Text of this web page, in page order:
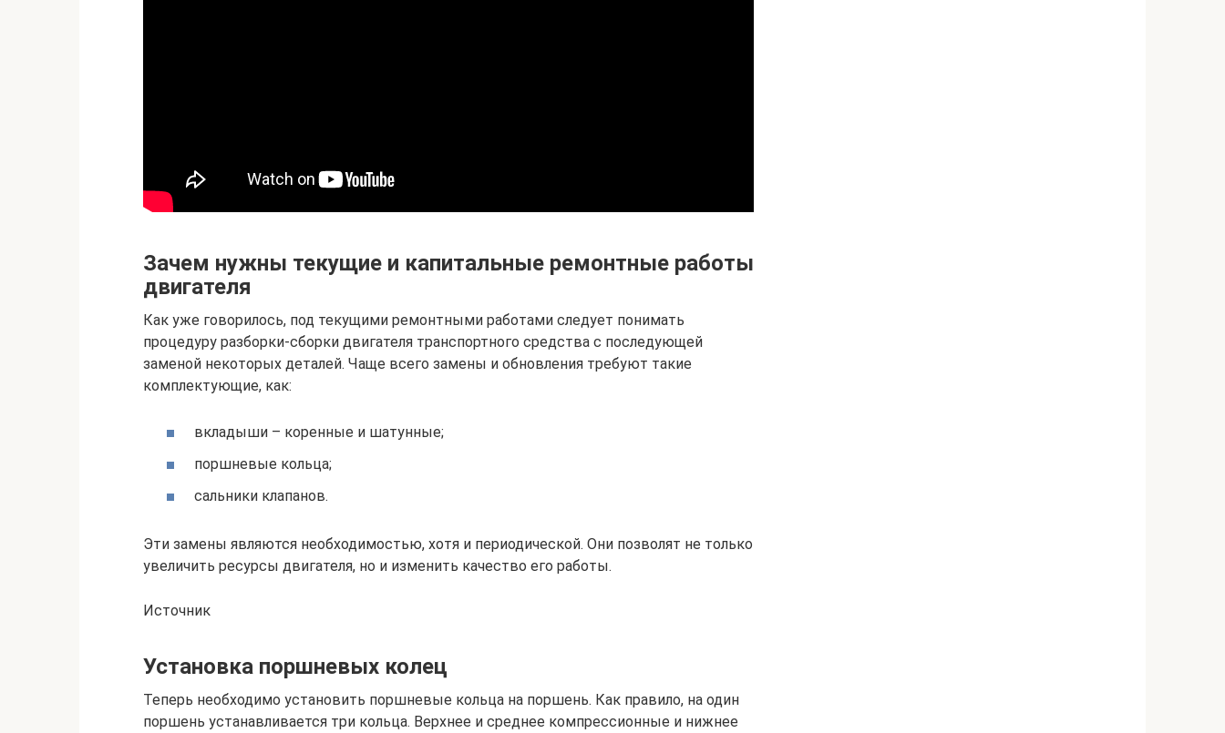
Зачем нужны текущие и капитальные ремонтные работы
двигателя
Как уже говорилось, под текущими ремонтными работами следует понимать
процедуру разборки-сборки двигателя транспортного средства с последующей
заменой некоторых деталей. Чаще всего замены и обновления требуют такие
комплектующие, как:
вкладыши – коренные и шатунные;
поршневые кольца;
сальники клапанов.
Эти замены являются необходимостью, хотя и периодической. Они позволят не только
увеличить ресурсы двигателя, но и изменить качество его работы.
Источник
Установка поршневых колец
Теперь необходимо установить поршневые кольца на поршень. Как правило, на один
поршень устанавливается три кольца. Верхнее и среднее компрессионные и нижнее